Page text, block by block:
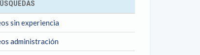
sin experiencia
administración